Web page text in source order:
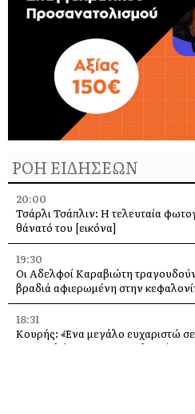
ΡΟΗ ΕΙΔΗΣΕΩΝ
20:00
Τσάρλι Τσάπλιν: Η τελευταία
θάνατό του [εικόνα]
19:30
Οι Αδελφοί Καραβιώτη
βραδιά αφιερωμένη στην
18:31
Κουρής: «Ένα μεγάλο ευχαριστώ
με τις φλόγες στην Κεφαλονιά»